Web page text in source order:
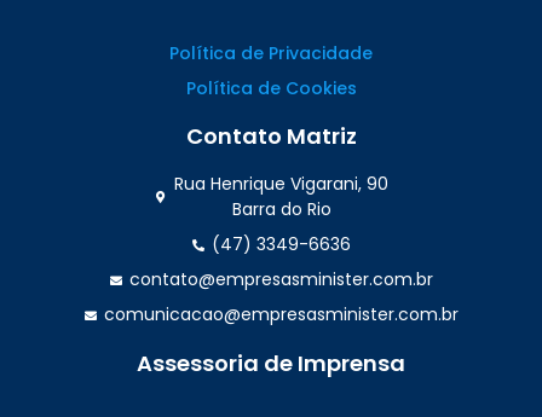
Política de Privacidade
Política de Cookies
Contato Matriz
Rua Henrique Vigarani, 90
Barra do Rio
(47) 3349-6636
contato@empresasminister.com.br
comunicacao@empresasminister.com.br
(47) 99988.4642
Assessoria de Imprensa